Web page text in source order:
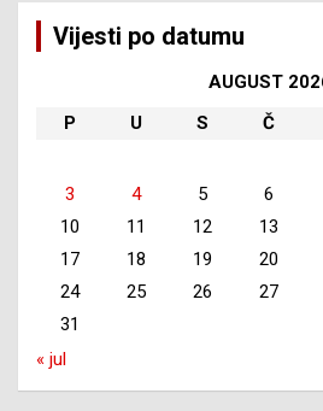
Vijesti po datumu
AUGUST
P
U S Č
3
4 5 6
10
11 12 13
17
18 19 20
24
25 26 27
31
« jul